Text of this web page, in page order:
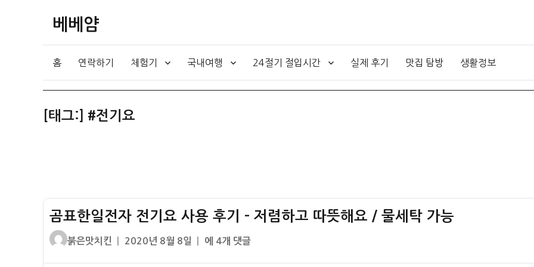
베베얌
홈 연락하기 체험기 국내여행 24절기 절입시간 실제 후기 맛집 탐방 생활정보
[태그:] #전기요
곰표한일전자 전기요 사용 후기 – 저렴하고 따뜻해요 / 물세탁 가능
글
붉은맛치킨
작
2020년 8월 8일
곰
에 4개 댓글